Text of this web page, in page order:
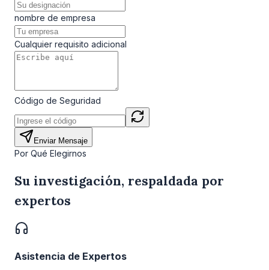
nombre de empresa
Cualquier requisito adicional
Código de Seguridad
Enviar Mensaje
Por Qué Elegirnos
Su investigación, respaldada por
expertos
Asistencia de Expertos